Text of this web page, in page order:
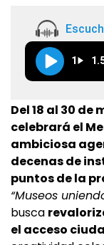
1
Del 18 al 30
celebrará el
ambiciosa
decenas de
puntos de la
“Museos
busca
el acceso